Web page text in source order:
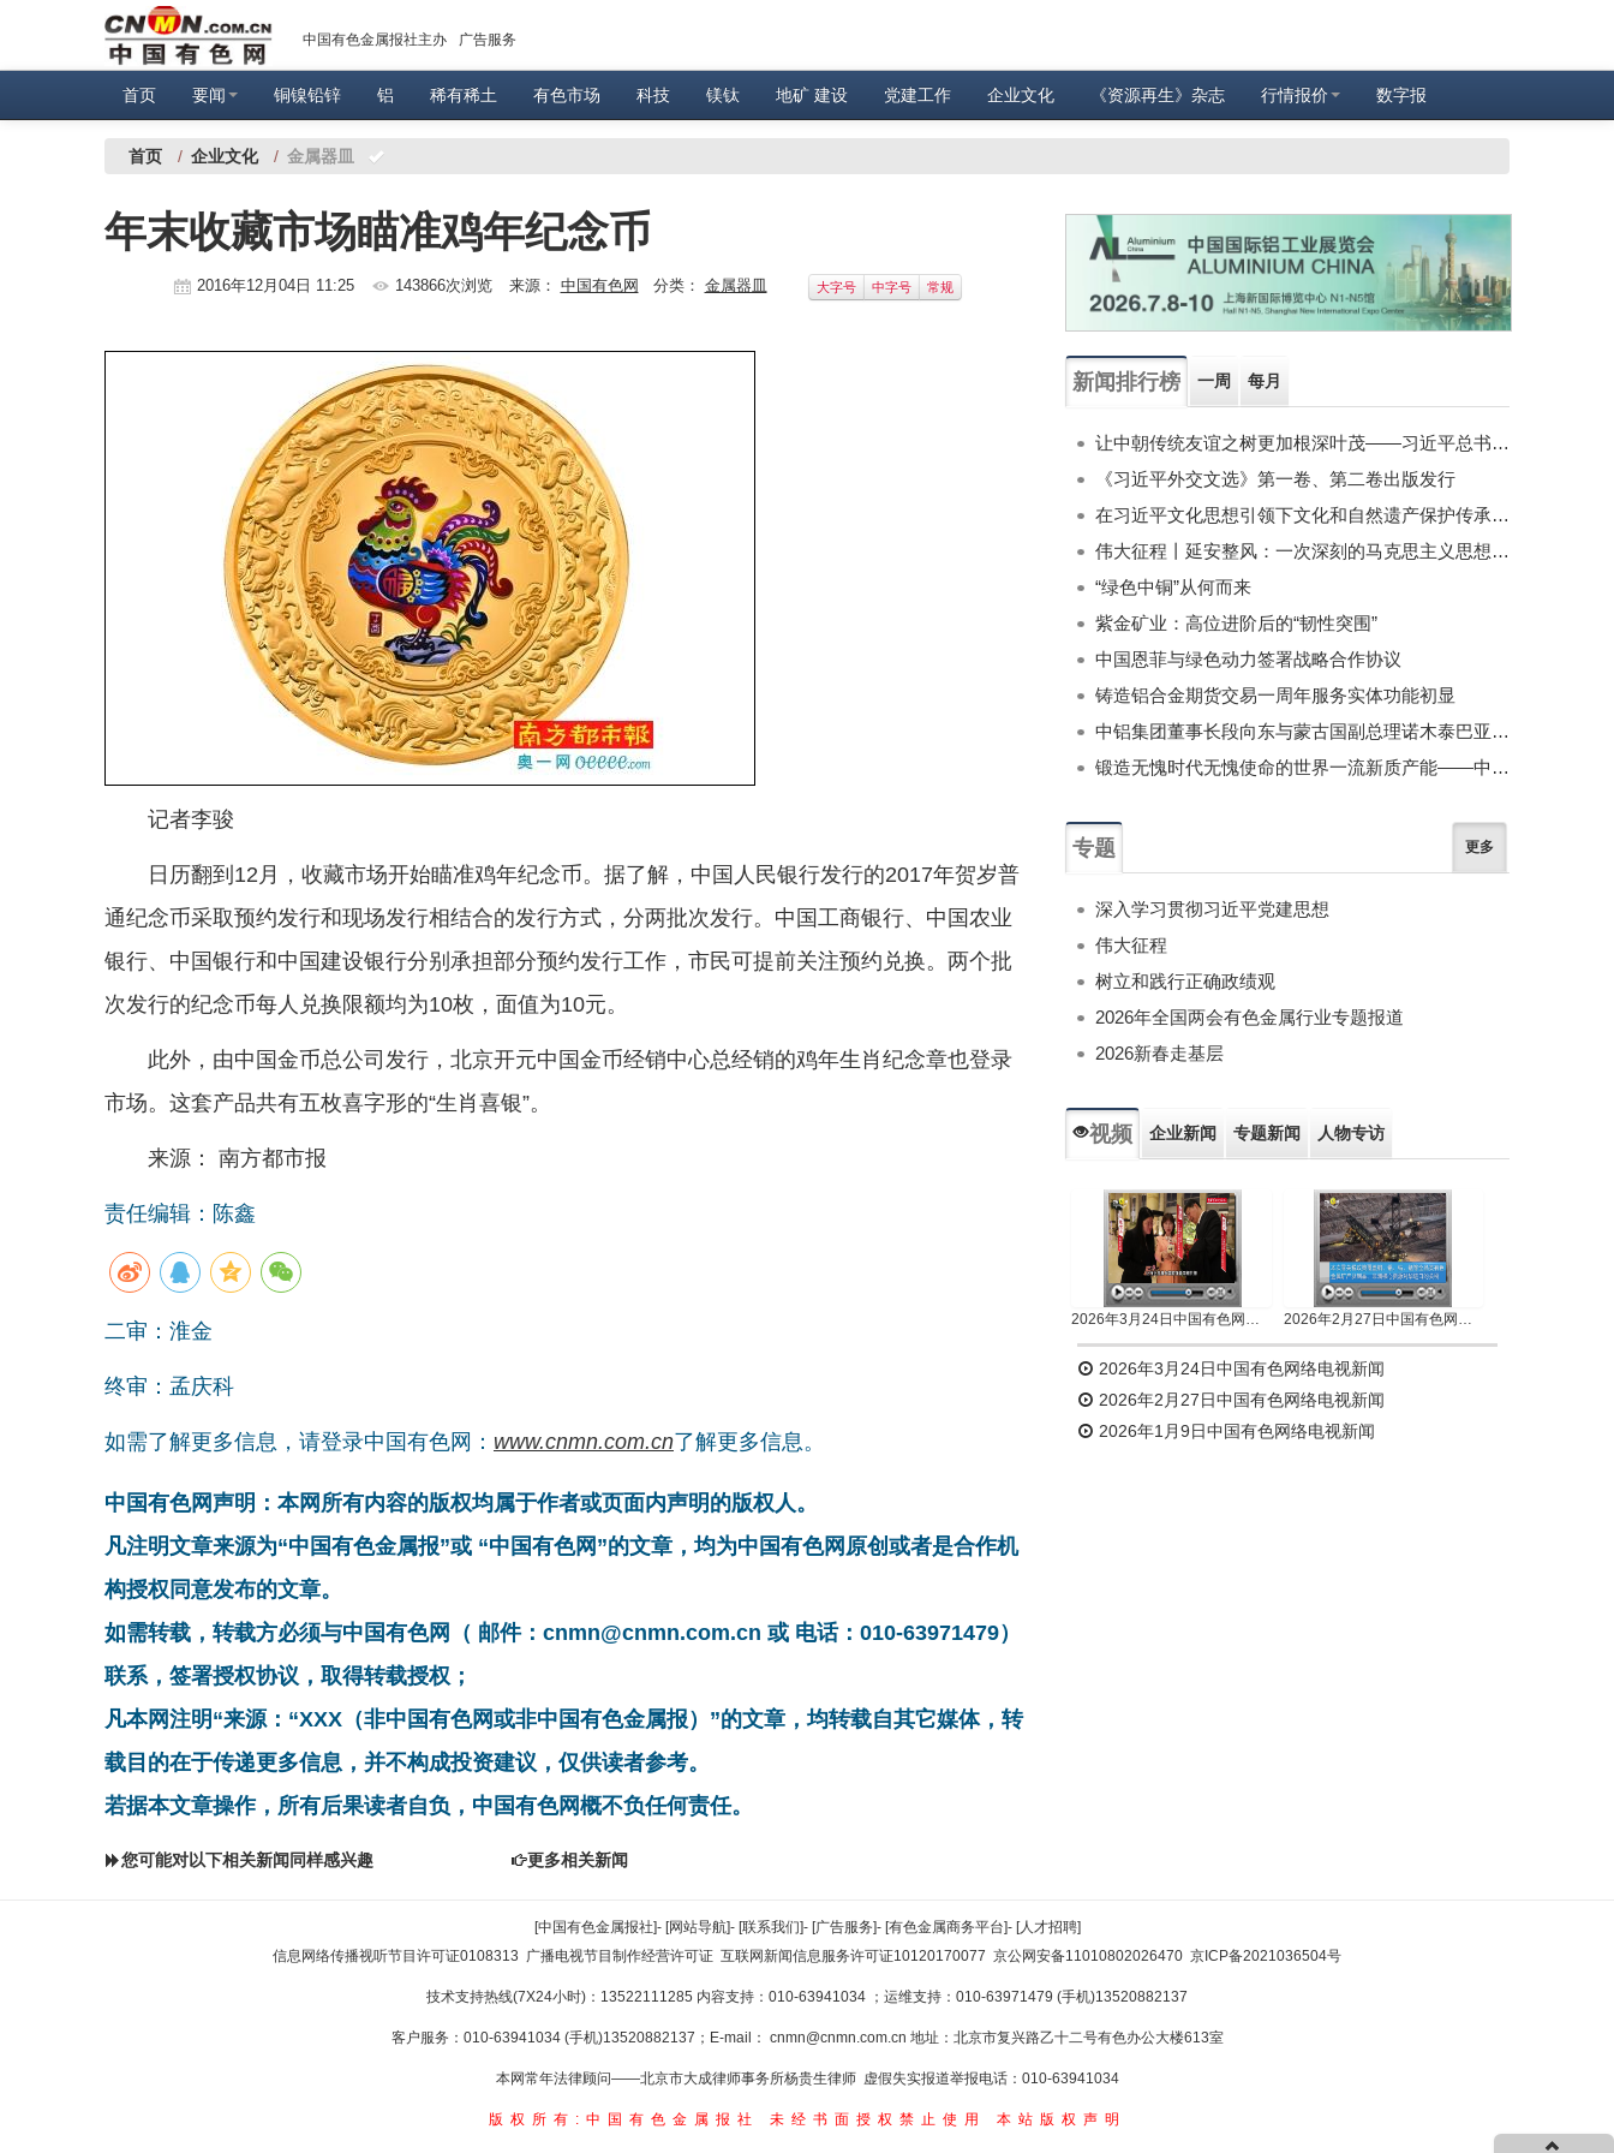
中国有色金属报社主办 广告服务
首页 要闻 铜镍铅锌 铝 稀有稀土 有色市场 科技 镁钛 地矿 建设 党建工作 企业文化 《资源再生》杂志 行情报价 数字报
首页 / 企业文化 / 金属器皿
年末收藏市场瞄准鸡年纪念币
2016年12月04日 11:25 143866次浏览 来源： 中国有色网 分类： 金属器皿 大字号 中字号 常规
记者李骏
日历翻到12月，收藏市场开始瞄准鸡年纪念币。据了解，中国人民银行发行的2017年贺岁普
通纪念币采取预约发行和现场发行相结合的发行方式，分两批次发行。中国工商银行、中国农业
银行、中国银行和中国建设银行分别承担部分预约发行工作，市民可提前关注预约兑换。两个批
次发行的纪念币每人兑换限额均为10枚，面值为10元。
此外，由中国金币总公司发行，北京开元中国金币经销中心总经销的鸡年生肖纪念章也登录
市场。这套产品共有五枚喜字形的“生肖喜银”。
来源： 南方都市报
责任编辑：陈鑫
二审：淮金
终审：孟庆科
如需了解更多信息，请登录中国有色网： www.cnmn.com.cn了解更多信息。
中国有色网声明：本网所有内容的版权均属于作者或页面内声明的版权人。
凡注明文章来源为“中国有色金属报”或 “中国有色网”的文章，均为中国有色网原创或者是合作机
构授权同意发布的文章。
如需转载，转载方必须与中国有色网（ 邮件：cnmn@cnmn.com.cn 或 电话：010-63971479）
联系，签署授权协议，取得转载授权；
凡本网注明“来源：“XXX（非中国有色网或非中国有色金属报）”的文章，均转载自其它媒体，转
载目的在于传递更多信息，并不构成投资建议，仅供读者参考。
若据本文章操作，所有后果读者自负，中国有色网概不负任何责任。
您可能对以下相关新闻同样感兴趣 更多相关新闻
新闻排行榜 一周 每月
让中朝传统友谊之树更加根深叶茂——习近平总书记对朝鲜进行国事访问纪实
《习近平外交文选》第一卷、第二卷出版发行
在习近平文化思想引领下文化和自然遗产保护传承利用工作开创新局面
伟大征程丨延安整风：一次深刻的马克思主义思想教育运动
“绿色中铜”从何而来
紫金矿业：高位进阶后的“韧性突围”
中国恩菲与绿色动力签署战略合作协议
铸造铝合金期货交易一周年服务实体功能初显
中铝集团董事长段向东与蒙古国副总理诺木泰巴亚尔举行会谈
锻造无愧时代无愧使命的世界一流新质产能——中国有色金属工业的战略应对与破局之道（二）
专题 更多
深入学习贯彻习近平党建思想
伟大征程
树立和践行正确政绩观
2026年全国两会有色金属行业专题报道
2026新春走基层
视频 企业新闻 专题新闻 人物专访
2026年3月24日中国有色网络电视新闻 2026年2月27日中国有色网络电视新闻
2026年3月24日中国有色网络电视新闻
2026年2月27日中国有色网络电视新闻
2026年1月9日中国有色网络电视新闻
[中国有色金属报社]- [网站导航]- [联系我们]- [广告服务]- [有色金属商务平台]- [人才招聘]
信息网络传播视听节目许可证0108313 广播电视节目制作经营许可证 互联网新闻信息服务许可证10120170077 京公网安备11010802026470 京ICP备2021036504号
技术支持热线(7X24小时)：13522111285 内容支持：010-63941034 ；运维支持：010-63971479 (手机)13520882137
客户服务：010-63941034 (手机)13520882137；E-mail： cnmn@cnmn.com.cn 地址：北京市复兴路乙十二号有色办公大楼613室
本网常年法律顾问——北京市大成律师事务所杨贵生律师 虚假失实报道举报电话：010-63941034
版权所有:中国有色金属报社 未经书面授权禁止使用 本站版权声明